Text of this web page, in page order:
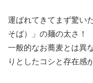
運ばれてきてまず驚い
そば）」の麺の太さ！
一般的なお蕎麦とは異
りとしたコシと存在感